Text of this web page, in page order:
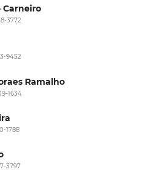
Carneiro
3772
9452
Ramalho
1634
1788
3797